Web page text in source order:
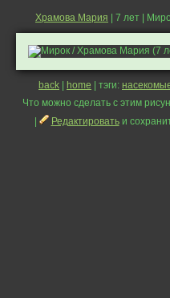
Храмова Мария | 7 лет |
back home | тэги:
Что можно сделать с этим
Редактироватьи